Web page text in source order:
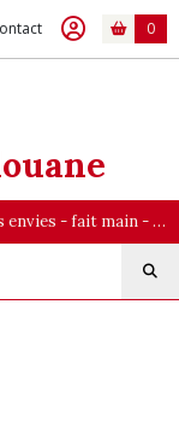
0
Créations textiles au gré de mes idées et de vos envies - fait main - majoritairement en pièce unique